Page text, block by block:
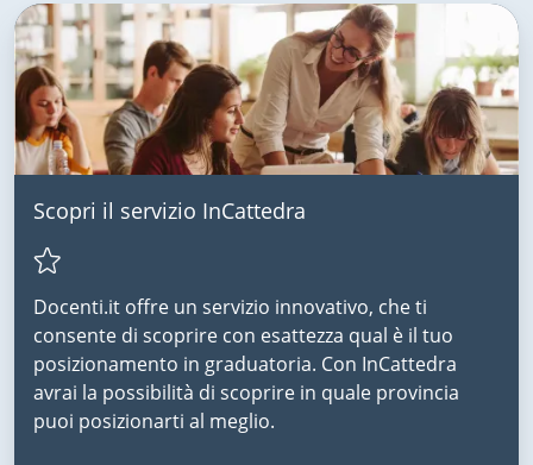
Scopri il servizio InCattedra
Docenti.it offre un servizio innovativo, che ti
consente di scoprire con esattezza qual è il tuo
posizionamento in graduatoria. Con InCattedra
avrai la possibilità di scoprire in quale provincia
puoi posizionarti al meglio.